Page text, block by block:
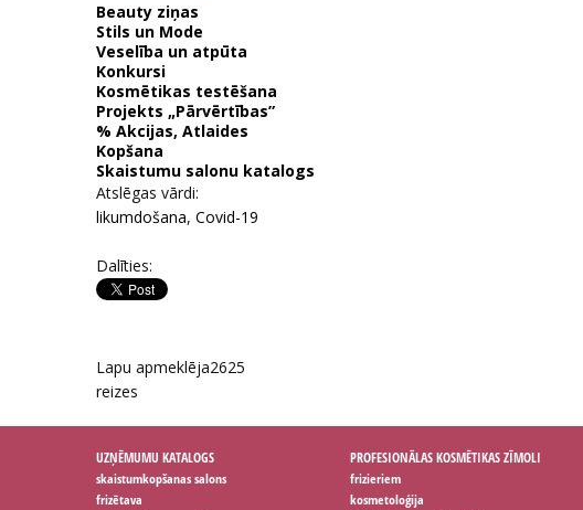
Beauty ziņas
Stils un Mode
Veselība un atpūta
Konkursi
Kosmētikas testēšana
Projekts „Pārvērtības”
% Akcijas, Atlaides
Kopšana
Skaistumu salonu katalogs
Atslēgas vārdi:
likumdošana, Covid-19
Dalīties:
Lapu apmeklēja2625
reizes
UZŅĒMUMU KATALOGS
skaistumkopšanas salons
frizētava
PROFESIONĀLAS KOSMĒTIKAS ZĪMOLI
frizieriem
kosmetoloģija